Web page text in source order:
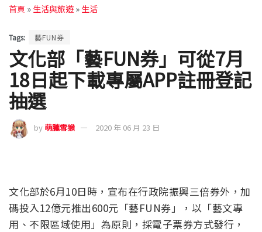
首頁 » 生活與旅遊 » 生活
Tags: 藝FUN券
文化部「藝FUN券」可從7月
18日起下載專屬APP註冊登記
抽選
by 萌朧雪猴 2020 年 06 月 23 日
文化部於6月10日時，宣布在行政院振興三倍券外，加
碼投入12億元推出600元「藝FUN券」，以「藝文專
用、不限區域使用」為原則，採電子票券方式發行，